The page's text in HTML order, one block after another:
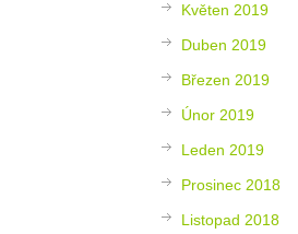
Květen 2019
Duben 2019
Březen 2019
Únor 2019
Leden 2019
Prosinec 2018
Listopad 2018